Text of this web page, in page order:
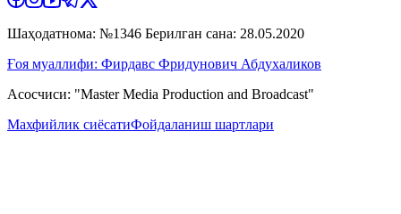
Шаҳодатнома: №1346 Берилган сана: 28.05.2020
Ғоя муаллифи: Фирдавс Фридунович Абдухаликов
Асосчиси: "Master Media Production and Broadcast"
Махфийлик сиёсатиФойдаланиш шартлари